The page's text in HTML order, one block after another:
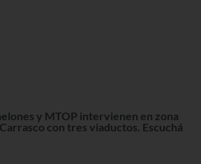
y MTOP intervienen en zona
con tres viaductos. Escuchá